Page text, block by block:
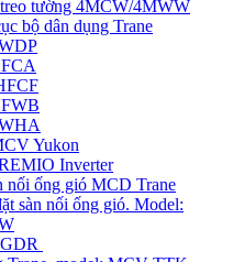
tường 4MCW/4MWW
bộ dân dụng Trane
Yukon
Inverter
nối ống gió MCD Trane
sàn nối ống gió. Model: